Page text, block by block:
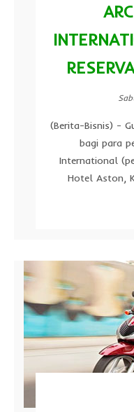
(Berita-Bisnis) -
bagi para
International
Hotel Aston,